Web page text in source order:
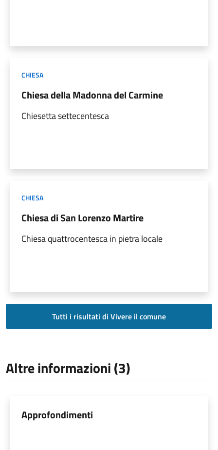
CHIESA
Chiesa della Madonna del Carmine
Chiesetta settecentesca
CHIESA
Chiesa di San Lorenzo Martire
Chiesa quattrocentesca in pietra locale
Tutti i risultati di Vivere il comune
Altre informazioni (3)
Approfondimenti